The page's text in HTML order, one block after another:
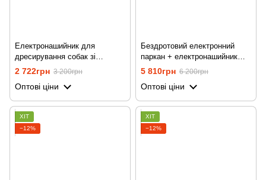
Електронашийник для
дресирування собак зі
струмом, вібрацією та звуком
iPets PET619-1, на 2
нашийника, синій
2 722грн 3 200грн
Оптові ціни
Бездротовий електронний
паркан + електронашийник
для дресирування 2в1
Petguider 883-2 для собак, з
двома нашийниками
5 810грн 6 200грн
Оптові ціни
ХІТ
−12%
ХІТ
−12%